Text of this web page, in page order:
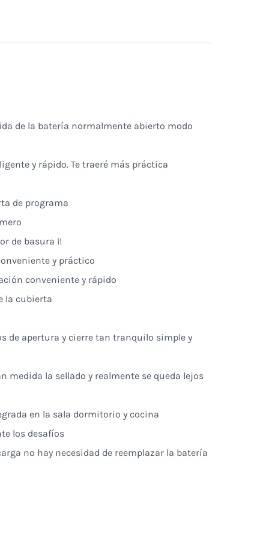
de la batería normalmente abierto modo
y rápido. Te traeré más práctica
de programa
de basura ¡!
y práctico
conveniente y rápido
la cubierta
de apertura y cierre tan tranquilo simple y
medida la sellado y realmente se queda lejos
en la sala dormitorio y cocina
los desafíos
no hay necesidad de reemplazar la batería